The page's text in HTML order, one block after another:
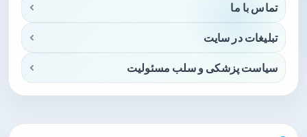
تماس با ما
تبلیغات در سایت
سیاست پزشکی و سلب مسئولیت